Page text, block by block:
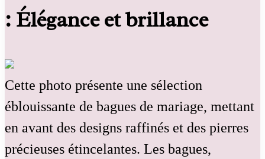
: Élégance et brillance
Cette photo présente une sélection
éblouissante de bagues de mariage, mettant
en avant des designs raffinés et des pierres
précieuses étincelantes. Les bagues,